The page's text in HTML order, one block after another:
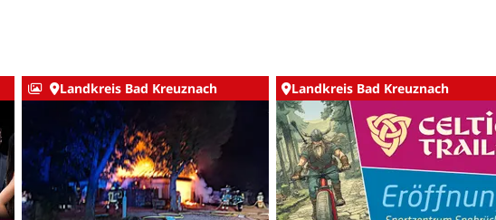
Landkreis Bad Kreuznach Landkreis Bad Kreuznach